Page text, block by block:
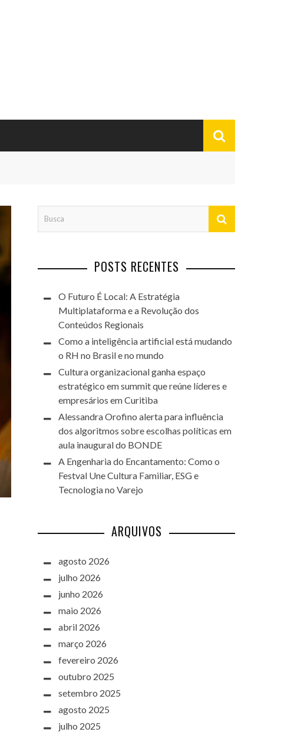
POSTS RECENTES
O Futuro É Local: A Estratégia
Multiplataforma e a Revolução dos
Conteúdos Regionais
Como a inteligência artificial está mudando
o RH no Brasil e no mundo
Cultura organizacional ganha espaço
estratégico em summit que reúne líderes e
empresários em Curitiba
Alessandra Orofino alerta para influência
dos algoritmos sobre escolhas políticas em
aula inaugural do BONDE
A Engenharia do Encantamento: Como o
Festval Une Cultura Familiar, ESG e
Tecnologia no Varejo
ARQUIVOS
agosto 2026
julho 2026
junho 2026
maio 2026
abril 2026
março 2026
fevereiro 2026
outubro 2025
setembro 2025
agosto 2025
julho 2025